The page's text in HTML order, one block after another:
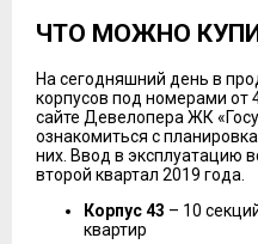
ЧТО МОЖНО
На сегодняшний день в
корпусов под номерами
сайте Девелопера ЖК
ознакомиться с
них. Ввод в эксплуатацию
второй квартал 2019 года.
Корпус 43 – 10
квартир